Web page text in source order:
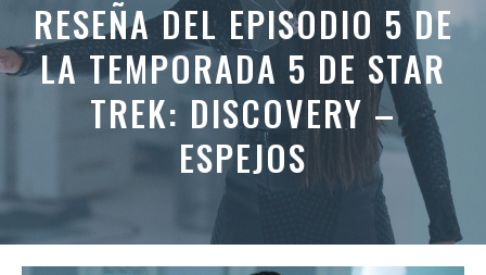
RESEÑA DEL EPISODIO 5 DE
LA TEMPORADA 5 DE STAR
TREK: DISCOVERY –
ESPEJOS